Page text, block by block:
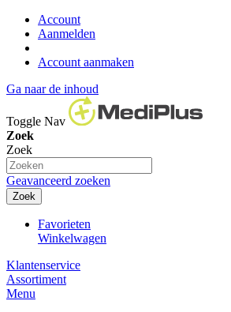
Account
Aanmelden
Account aanmaken
Ga naar de inhoud
Toggle Nav
Zoek
Zoek
Geavanceerd zoeken
Zoek
Favorieten
Winkelwagen
Klantenservice
Assortiment
Menu